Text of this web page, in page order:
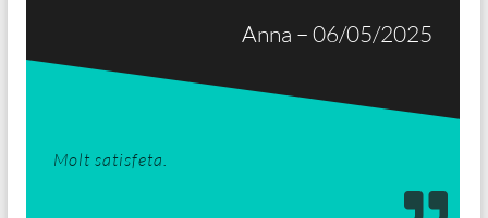
Molt satisfeta.
Anna – 06/05/2025